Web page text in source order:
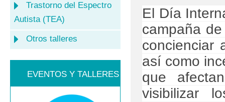
Trastorno del Espectro
Autista (TEA)
Otros talleres
EVENTOS Y TALLERES
El Día
campaña
concienciar
así como
que
visibilizar